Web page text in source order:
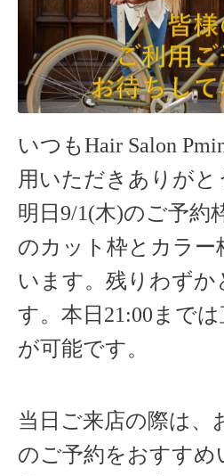
いつもHair Salon
用いただきありがと
明日9/1(木)のご予約
のカット枠とカラー
います。残りわずか
す。本日21:00まで
が可能です。
当日ご来店の際は、
のご予約をおすすめ